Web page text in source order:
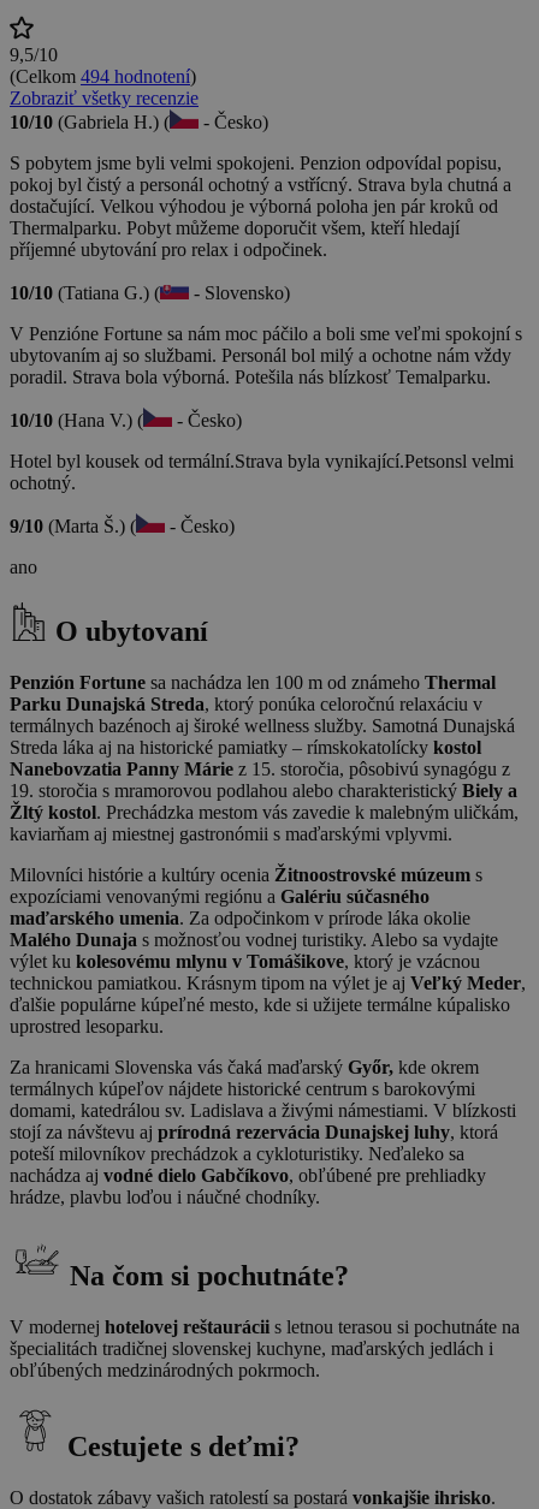
9,5/10
(Celkom 494 hodnotení)
Zobraziť všetky recenzie
10/10 (Gabriela H.) (
- Česko)
S pobytem jsme byli velmi spokojeni. Penzion odpovídal popisu,
pokoj byl čistý a personál ochotný a vstřícný. Strava byla chutná a
dostačující. Velkou výhodou je výborná poloha jen pár kroků od
Thermalparku. Pobyt můžeme doporučit všem, kteří hledají
příjemné ubytování pro relax i odpočinek.
10/10 (Tatiana G.) (
- Slovensko)
V Penzióne Fortune sa nám moc páčilo a boli sme veľmi spokojní s
ubytovaním aj so službami. Personál bol milý a ochotne nám vždy
poradil. Strava bola výborná. Potešila nás blízkosť Temalparku.
10/10 (Hana V.) (
- Česko)
Hotel byl kousek od termální.Strava byla vynikající.Petsonsl velmi
ochotný.
9/10 (Marta Š.) (
- Česko)
ano
O ubytovaní
Penzión Fortune sa nachádza len 100 m od známeho Thermal
Parku Dunajská Streda, ktorý ponúka celoročnú relaxáciu v
termálnych bazénoch aj široké wellness služby. Samotná Dunajská
Streda láka aj na historické pamiatky – rímskokatolícky kostol
Nanebovzatia Panny Márie z 15. storočia, pôsobivú synagógu z
19. storočia s mramorovou podlahou alebo charakteristický Biely a
Žltý kostol. Prechádzka mestom vás zavedie k malebným uličkám,
kaviarňam aj miestnej gastronómii s maďarskými vplyvmi.
Milovníci histórie a kultúry ocenia Žitnoostrovské múzeum s
expozíciami venovanými regiónu a Galériu súčasného
maďarského umenia. Za odpočinkom v prírode láka okolie
Malého Dunaja s možnosťou vodnej turistiky. Alebo sa vydajte
výlet ku kolesovému mlynu v Tomášikove, ktorý je vzácnou
technickou pamiatkou. Krásnym tipom na výlet je aj Veľký Meder,
ďalšie populárne kúpeľné mesto, kde si užijete termálne kúpalisko
uprostred lesoparku.
Za hranicami Slovenska vás čaká maďarský Győr, kde okrem
termálnych kúpeľov nájdete historické centrum s barokovými
domami, katedrálou sv. Ladislava a živými námestiami. V blízkosti
stojí za návštevu aj prírodná rezervácia Dunajskej luhy, ktorá
poteší milovníkov prechádzok a cykloturistiky. Neďaleko sa
nachádza aj vodné dielo Gabčíkovo, obľúbené pre prehliadky
hrádze, plavbu loďou i náučné chodníky.
Na čom si pochutnáte?
V modernej hotelovej reštaurácii s letnou terasou si pochutnáte na
špecialitách tradičnej slovenskej kuchyne, maďarských jedlách i
obľúbených medzinárodných pokrmoch.
Cestujete s deťmi?
O dostatok zábavy vašich ratolestí sa postará vonkajšie ihrisko.